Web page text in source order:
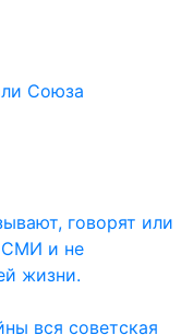
Союза
говорят или
СМИ и не
жизни.
вся советская